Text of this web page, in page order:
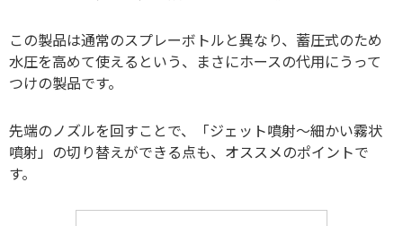
この製品は通常のスプレーボトルと異なり、蓄圧式のため
水圧を高めて使えるという、まさにホースの代用にうって
つけの製品です。
先端のノズルを回すことで、「ジェット噴射～細かい霧状
噴射」の切り替えができる点も、オススメのポイントで
す。